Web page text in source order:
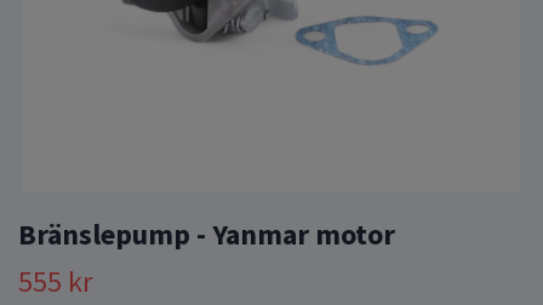
Bränslepump - Yanmar motor
555 kr